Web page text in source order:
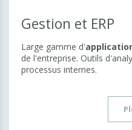
Gestion et ERP
Large gamme d'
de l'entreprise. Outils
processus internes.